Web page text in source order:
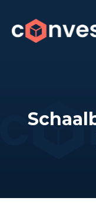
content